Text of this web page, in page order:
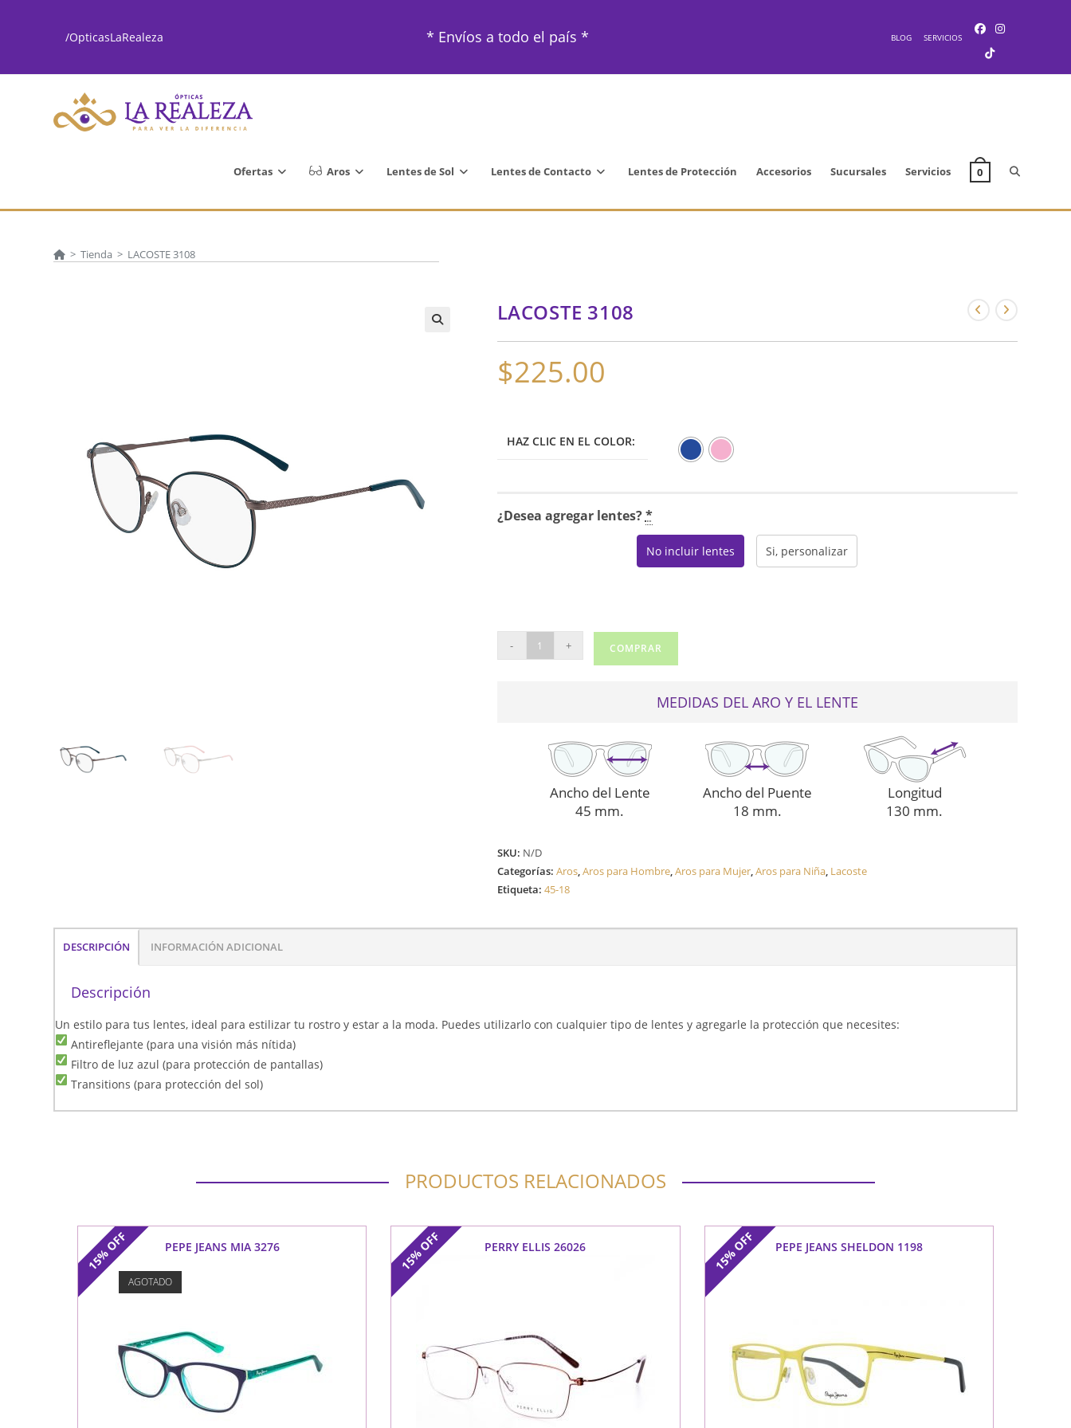
/OpticasLaRealeza * Envíos a todo el país * BLOG SERVICIOS
Ofertas Aros Lentes de Sol Lentes de Contacto Lentes de Protección Accesorios Sucursales Servicios 0 Alternar
la
> Tienda > LACOSTE 3108
LACOSTE 3108
$225.00
HAZ CLIC EN EL COLOR:
¿Desea agregar lentes?*
No incluir lentes Si, personalizar
LACOSTE
3108
- + COMPRAR
MEDIDAS DEL ARO Y EL LENTE
Ancho del Lente
45 mm.
Ancho del Puente
18 mm.
Longitud
130 mm.
SKU: N/D
Categorías: Aros,Aros para Hombre,Aros para Mujer,Aros para Niña, Lacoste
Etiqueta: 45-18
DESCRIPCIÓN INFORMACIÓN ADICIONAL
Descripción
Un estilo para tus lentes, ideal para estilizar tu rostro y estar a la moda. Puedes utilizarlo con cualquier tipo de lentes y agregarle la protección que necesites:
Antireflejante (para una visión más nítida)
Filtro de luz azul (para protección de pantallas)
Transitions (para protección del sol)
PRODUCTOS RELACIONADOS
15%
OFF PEPE JEANS MIA 3276
AGOTADO
15%
OFF PERRY ELLIS 26026 15%
OFF PEPE JEANS SHELDON 1198